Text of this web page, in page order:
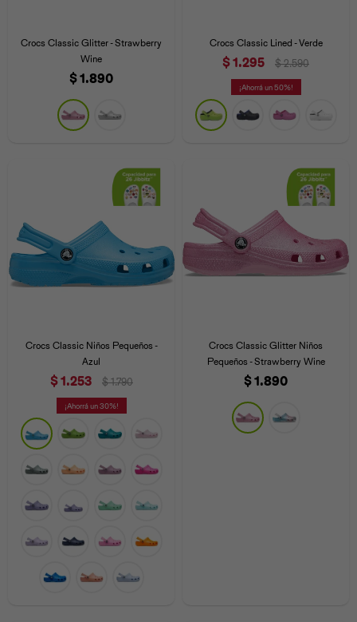
Crocs Classic Glitter - Strawberry
Wine
$1.890
Crocs Classic Lined - Verde
$1.295 $ 2.590
50
Crocs Classic Niños Pequeños -
Azul
$1.253 $ 1.790
30
Crocs Classic Glitter Niños
Pequeños - Strawberry Wine
$1.890